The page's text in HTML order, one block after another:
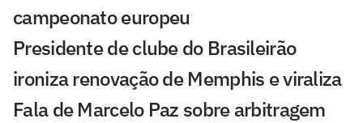
campeonato europeu
Presidente de clube do Brasileirão
ironiza renovação de Memphis e viraliza
Fala de Marcelo Paz sobre arbitragem